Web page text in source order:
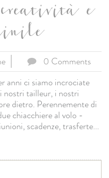
e
0 Comments
anni ci siamo incrociate
nostri tailleur, i nostri
dietro. Perennemente di
chiacchiere al volo -
scadenze, trasferte...